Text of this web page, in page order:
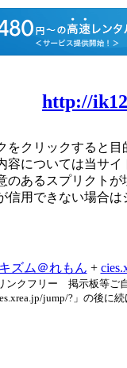
http://
をクリックすると
容については当サイ
のあるスプリクト
信用できない場合は
キズム＠れもん +
ンクフリー 掲示板等ご
jump/?」の後に